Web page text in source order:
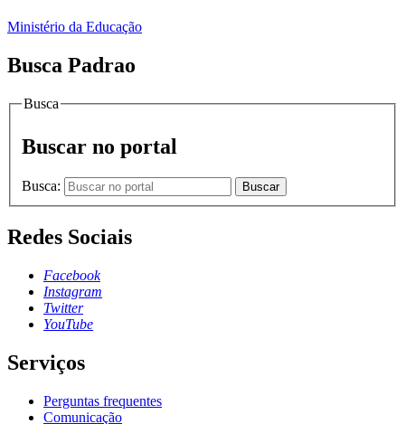
Ministério da Educação
Busca Padrao
Busca
Buscar no portal
Busca: Buscar
Redes Sociais
Facebook
Instagram
Twitter
YouTube
Serviços
Perguntas frequentes
Comunicação